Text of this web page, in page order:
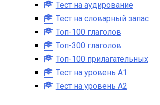
Тест на аудирование
Тест на словарный запас
Топ-100 глаголов
Топ-300 глаголов
Топ-100 прилагательных
Тест на уровень A1
Тест на уровень A2